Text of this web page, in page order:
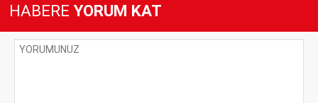
HABERE YORUM KAT